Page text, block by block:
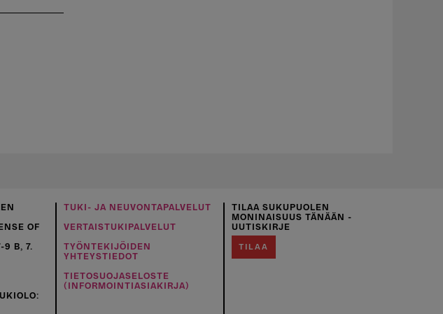
OF
9 B, 7.
TUKI- JA NEUVONTAPALVELUT
VERTAISTUKIPALVELUT
TYÖNTEKIJÖIDEN
YHTEYSTIEDOT
TIETOSUOJASELOSTE
(INFORMOINTIASIAKIRJA)
TILAA SUKUPUOLEN
MONINAISUUS TÄNÄÄN -
UUTISKIRJE
TILAA